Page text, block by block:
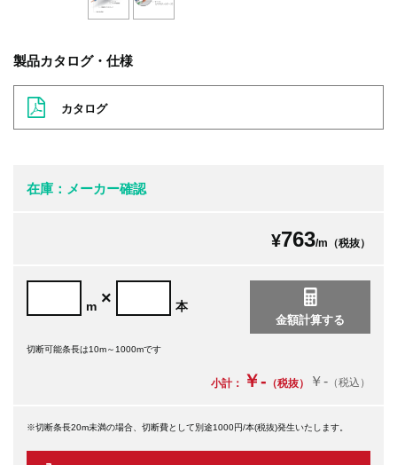
製品カタログ・仕様
カタログ
在庫：メーカー確認
¥763/m（税抜）
m × 本
切断可能条長は10m～1000mです
小計： ￥- （税抜） ￥- （税込）
※切断条長20m未満の場合、切断費として別途1000円/本(税抜)発生いたします。